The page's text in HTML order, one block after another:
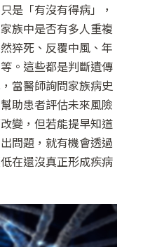
是「有沒有得病」，
族中是否有多人重複
猝死、反覆中風、年
。這些都是判斷遺傳
當醫師詢問家族病史
助患者評估未來風險
變，但若能提早知道
問題，就有機會透過
在還沒真正形成疾病